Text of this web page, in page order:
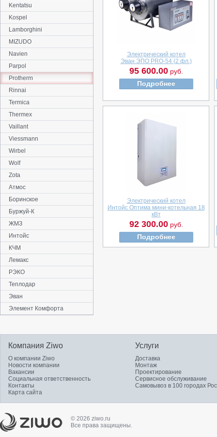
Электрический котел
Эван ЭПО PRO-54 (2 фл.)
95 600.00руб.
Подробнее
Электрический котел
Интойс Оптима мини-котельная 18
кВт
92 300.00руб.
Подробнее
Kentatsu
Kospel
Lamborghini
MIZUDO
Navien
Parpol
Protherm
Rinnai
Termica
Thermex
Vaillant
Viessmann
Wirbel
Wolf
Zota
Атмос
Боринское
Буржуй-К
ЖМЗ
Интойс
КЧМ
Лемакс
РЭКО
Теплодар
Эван
Элемент Комфорта
Компания Ziwo
О компании Ziwo
Новости компании
Вакансии
Социальная ответственность
Контакты
Карта сайта
Услуги
Доставка
Монтаж
Проектирование
Сервисное обслуживание
Самовывоз в 100 городах
© 2026 ziwo.ru
Все права защищены.